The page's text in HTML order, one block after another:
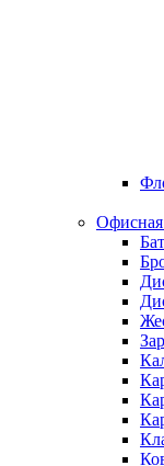
Офисная